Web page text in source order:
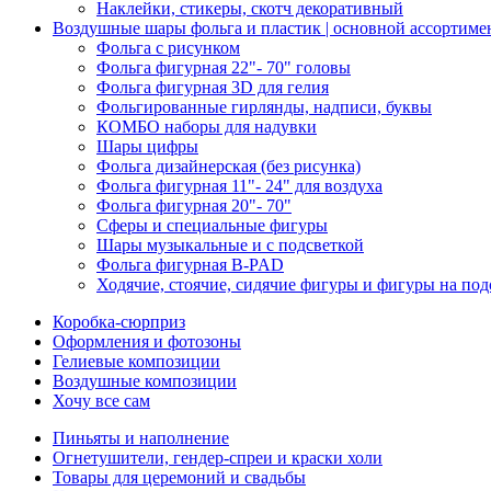
Наклейки, стикеры, скотч декоративный
Воздушные шары фольга и пластик | основной
Фольга с рисунком
Фольга фигурная 22"- 70" головы
Фольга фигурная 3D для гелия
Фольгированные гирлянды, надписи, буквы
КОМБО наборы для надувки
Шары цифры
Фольга дизайнерская (без рисунка)
Фольга фигурная 11"- 24" для воздуха
Фольга фигурная 20"- 70"
Сферы и специальные фигуры
Шары музыкальные и с подсветкой
Фольга фигурная B-PAD
Ходячие, стоячие, сидячие фигуры и фигуры на
Коробка-сюрприз
Оформления и фотозоны
Гелиевые композиции
Воздушные композиции
Хочу все сам
Пиньяты и наполнение
Огнетушители, гендер-спреи и краски холи
Товары для церемоний и свадьбы